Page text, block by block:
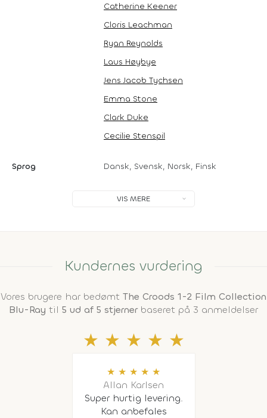
Catherine Keener
Cloris Leachman
Ryan Reynolds
Laus Høybye
Jens Jacob Tychsen
Emma Stone
Clark Duke
Cecilie Stenspil
Sprog Dansk, Svensk, Norsk, Finsk
VIS MERE
Kundernes vurdering
Vores brugere har bedømt The Croods 1-2 Film Collection
Blu-Ray til 5 ud af 5 stjernerbaseret på 3 anmeldelser
★ ★ ★ ★ ★
★ ★ ★ ★ ★
Allan Karlsen
Super hurtig levering.
Kan anbefales